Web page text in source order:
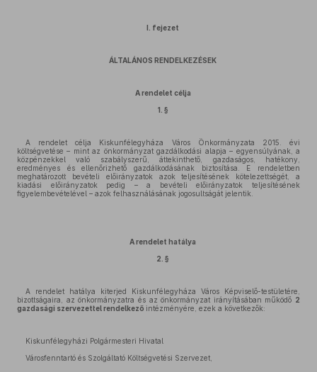
I. fejezet
ÁLTALÁNOS RENDELKEZÉSEK
A rendelet célja
1. §
A rendelet célja Kiskunfélegyháza Város Önkormányzata 2015. évi
költségvetése – mint az önkormányzat gazdálkodási alapja – egyensúlyának, a
közpénzekkel való szabályszerű, áttekinthető, gazdaságos, hatékony,
eredményes és ellenőrizhető gazdálkodásának biztosítása. E rendeletben
meghatározott bevételi előirányzatok azok teljesítésének kötelezettségét, a
kiadási előirányzatok pedig – a bevételi előirányzatok teljesítésének
figyelembevételével – azok felhasználásának jogosultságát jelentik.
A rendelet hatálya
2. §
A rendelet hatálya kiterjed Kiskunfélegyháza Város Képviselő-testületére,
bizottságaira, az önkormányzatra és az önkormányzat irányításában működő 2
gazdasági szervezettel rendelkező intézményére, ezek a következők:
Kiskunfélegyházi Polgármesteri Hivatal
Városfenntartó és Szolgáltató Költségvetési Szervezet,